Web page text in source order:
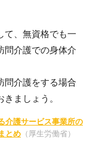
て、無資格でも一
問介護での身体介
問介護をする場合
ましょう。
介護サービス事業所の
とめ （厚生労働省）